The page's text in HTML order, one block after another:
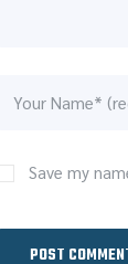
Save my